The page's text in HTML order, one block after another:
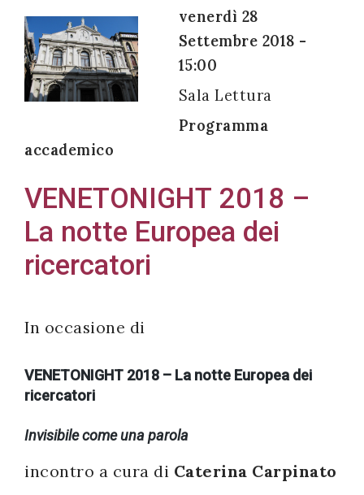
venerdì 28
Settembre 2018 -
15:00
Sala Lettura
Programma
accademico
VENETONIGHT 2018 –
La notte Europea dei
ricercatori
In occasione di
VENETONIGHT 2018 – La notte Europea dei
ricercatori
Invisibile come una parola
incontro a cura di Caterina Carpinato
all'uso dei
miei dati
personali in
con il
legislativo
avvenuta con